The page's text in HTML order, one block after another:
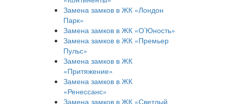
Замена замков в ЖК «Лондон
Парк»
Замена замков в ЖК «О’Юность»
Замена замков в ЖК «Премьер
Пульс»
Замена замков в ЖК
«Притяжение»
Замена замков в ЖК
«Ренессанс»
Замена замков в ЖК «Светлый